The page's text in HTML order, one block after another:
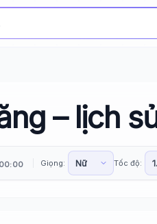
– lịch
00:00 Giọng: Tốc độ: